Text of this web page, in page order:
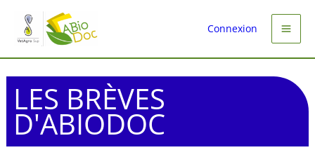
contenu
Connexion
LES BRÈVES
D'ABIODOC